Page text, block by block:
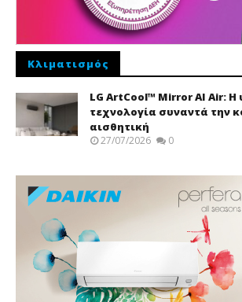
Κλιματισμός
LG ArtCool™ Mirror AI Air: Η
τεχνολογία συναντά την
αισθητική
27/07/2026 0